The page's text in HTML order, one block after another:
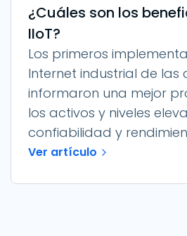
¿Cuáles son los
IIoT?
Los primeros
Internet industrial de las
informaron una mejor
los activos y niveles
confiabilidad y
Ver artículo